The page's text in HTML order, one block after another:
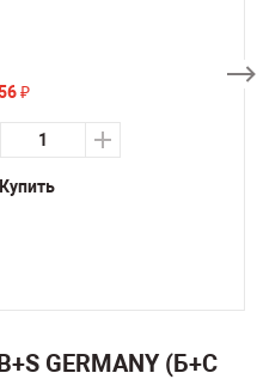
₽
Купить
GERMANY (Б+С